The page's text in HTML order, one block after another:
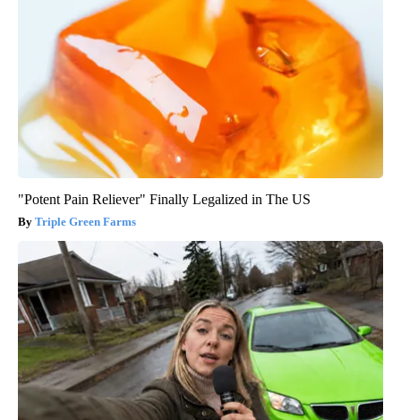
"Potent Pain Reliever" Finally Legalized in The US
Triple Green Farms